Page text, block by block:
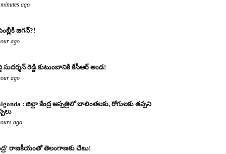
ago
జగన్?!
ago
సుదర్శన్ రెడ్డి కుటుంబానికి కేసీఆర్ అండ!
ago
: జిల్లా కేంద్ర ఆస్పత్రిలో బాలింతలకు, రోగులకు తప్పని
ago
రాజకీయంతో తెలంగాణకు చేటు!